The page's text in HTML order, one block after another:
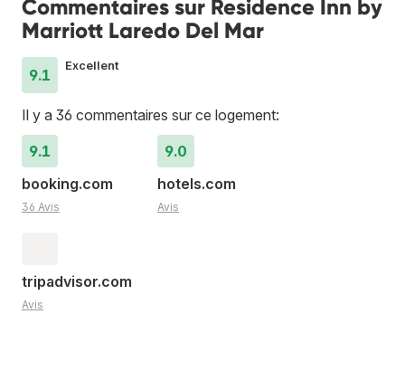
Commentaires sur Residence Inn by
Marriott Laredo Del Mar
9.1
Excellent
Il y a 36 commentaires sur ce logement:
9.1
booking.com
36 Avis
9.0
hotels.com
Avis
tripadvisor.com
Avis